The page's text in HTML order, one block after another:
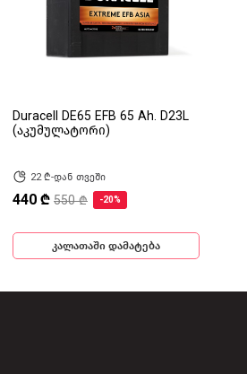
Duracell DE65 EFB 65 Ah. D23L
(აკუმულატორი)
22 ₾-დან თვეში
440 ₾ 550 ₾ -20%
კალათაში დამატება